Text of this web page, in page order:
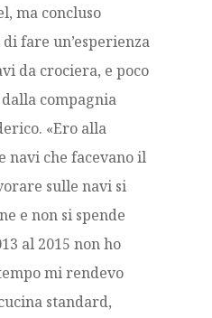
ma concluso
fare un’esperienza
da crociera, e poco
compagnia
«Ero alla
navi che facevano il
sulle navi si
e non si spende
al 2015 non ho
mi rendevo
standard,